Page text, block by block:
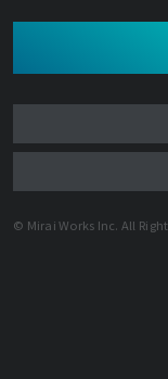
© Mirai Works Inc. All